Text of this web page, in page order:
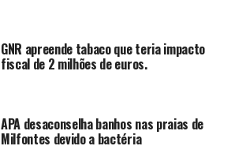
GNR apreende tabaco que teria impacto
fiscal de 2 milhões de euros.
APA desaconselha banhos nas praias de
Milfontes devido a bactéria